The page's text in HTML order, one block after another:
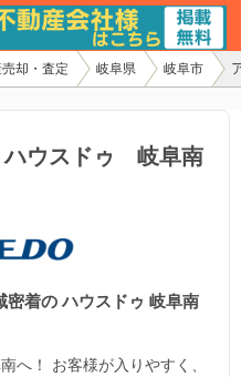
却・査定 岐阜県 岐阜市
ウスドゥ 岐阜南
密着の ハウスドゥ 岐阜南
へ！ お客様が入りやすく、
様